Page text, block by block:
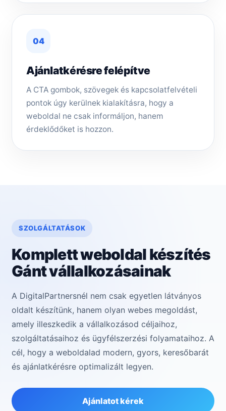
04
Ajánlatkérésre felépítve
A CTA gombok, szövegek és kapcsolatfelvételi
pontok úgy kerülnek kialakításra, hogy a
weboldal ne csak informáljon, hanem
érdeklődőket is hozzon.
SZOLGÁLTATÁSOK
Komplett weboldal készítés
Gánt vállalkozásainak
A DigitalPartnersnél nem csak egyetlen látványos
oldalt készítünk, hanem olyan webes megoldást,
amely illeszkedik a vállalkozásod céljaihoz,
szolgáltatásaihoz és ügyfélszerzési folyamataihoz. A
cél, hogy a weboldalad modern, gyors, keresőbarát
és ajánlatkérésre optimalizált legyen.
Ajánlatot kérek